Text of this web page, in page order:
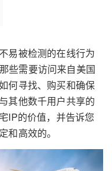
易被检测的在线行为
些需要访问来自美国
何寻找、购买和确保
其他数千用户共享的
IP的价值，并告诉您
和高效的。